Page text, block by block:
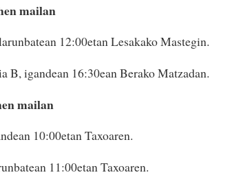
mailan
12:00etan Lesakako Mastegin.
B, igandean 16:30ean Berako Matzadan.
mailan
10:00etan Taxoaren.
11:00etan Taxoaren.